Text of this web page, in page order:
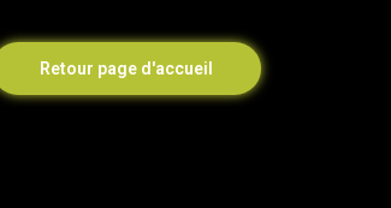
Retour page d'accueil